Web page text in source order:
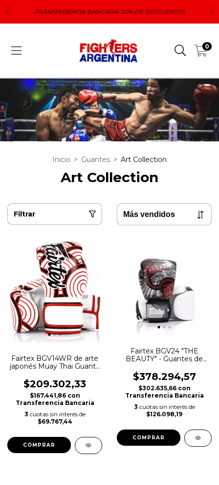
¡TRANSFERENCIA BANCARIA 20% DE DESCUENTO!
0
Inicio > Guantes > Art Collection
Art Collection
Filtrar
Fairtex BGV14WR de arte
japonés Muay Thai Guante
$209.302,33
$167.441,86 con
Transferencia Bancaria
3 cuotas sin interés de
$69.767,44
COMPRAR
Fairtex BGV24 "THE
BEAUTY" - Guantes de
$378.294,57
$302.635,66 con
Transferencia Bancaria
3 cuotas sin interés de
$126.098,19
COMPRAR